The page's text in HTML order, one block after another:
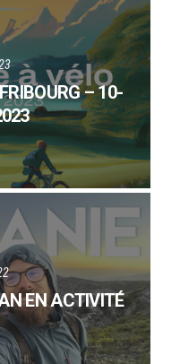
– 10-
EN ACTIVITÉ